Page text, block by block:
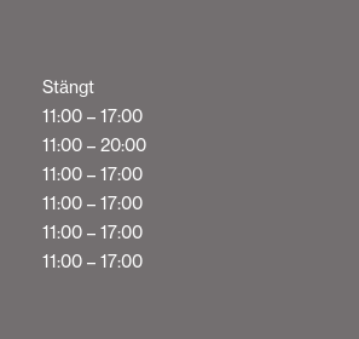
Stängt
11:00 – 17:00
11:00 – 20:00
11:00 – 17:00
11:00 – 17:00
11:00 – 17:00
11:00 – 17:00